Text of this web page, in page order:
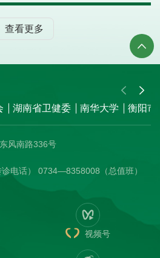
入考场的须关机并统一放置在指定
处理。（5）考试结束信号发出
，将试卷、答题卡反面朝上放在桌
出考场，违者按违纪处理。三、
熟悉考场路线，合理安排出行时
考点不提供停车位，请勿自驾前
，请各应聘人员及时关注。
日工作时间（8:00-12:00，14:30-
源部0734-8358018。 附件：
年非事业编制公开招聘笔试人
位号及准考证号
属南华医院
日
计划数1:3的比例确定入围实际操
单。实际操作能力测试前，将在医
布入围名单。二、实际操作能力测
13:45。3.考试对象：笔试入
业卫生学校实训楼八楼。5.参考
作人员核对身份信息→收取通讯工
从考生通道离场。三、面试安排
下午14:30开始。2.报到时间：
。3.考试对象：笔试入围人
附属南华医院门诊六楼多功能会
入场签到→工作人员核对身份信息
试顺序号→宣读面试纪律→面试→
、考生须知（一）考试过程中任一
少证件的应聘人员不得参加任一环
附件：南华大学附属南华医院
学附属南华
查看更多
湖南省卫健委 南华大学 衡阳市
风南路336号
电话） 0734—8358008（总值班）
视频号